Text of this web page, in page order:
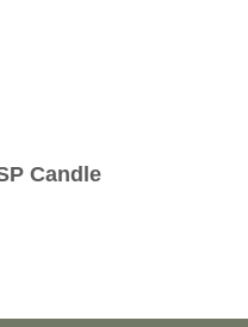
Candle